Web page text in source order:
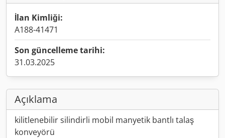
İlan Kimliği:
A188-41471
Son güncelleme tarihi:
31.03.2025
Açıklama
kilitlenebilir silindirli mobil manyetik bantlı talaş
konveyörü